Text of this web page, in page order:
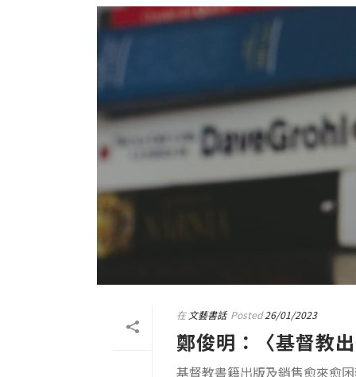
在 文藝書話 Posted 26/01/2023
鄭俊明：〈基督教
基督教書籍出版及銷售愈來愈